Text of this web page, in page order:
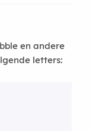
en andere
letters: